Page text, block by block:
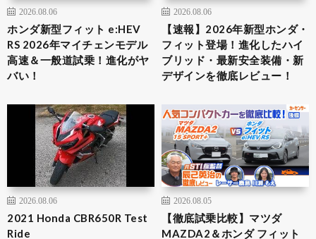
2026.08.06
ホンダ新型フィット e:HEV
RS 2026年マイチェンモデル
高速＆一般道試乗！進化がヤ
バい！
2026.08.06
【速報】2026年新型ホンダ・
フィット登場！進化したハイ
ブリッド・最新安全装備・新
デザインを徹底レビュー！
2026.08.06
2021 Honda CBR650R Test
Ride
2026.08.05
【徹底試乗比較】マツダ
MAZDA2＆ホンダ フィット